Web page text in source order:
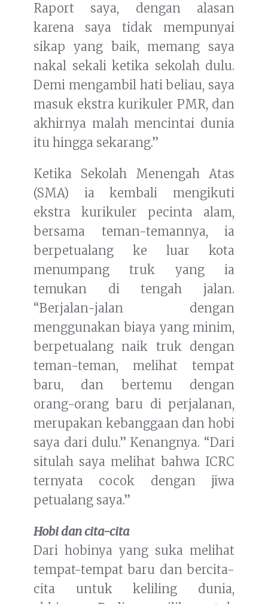
Raport saya, dengan alasan
karena saya tidak mempunyai
sikap yang baik, memang saya
nakal sekali ketika sekolah dulu.
Demi mengambil hati beliau, saya
masuk ekstra kurikuler PMR, dan
akhirnya malah mencintai dunia
itu hingga sekarang.”
Ketika Sekolah Menengah Atas
(SMA) ia kembali mengikuti
ekstra kurikuler pecinta alam,
bersama teman-temannya, ia
berpetualang ke luar kota
menumpang truk yang ia
temukan di tengah jalan.
“Berjalan-jalan dengan
menggunakan biaya yang minim,
berpetualang naik truk dengan
teman-teman, melihat tempat
baru, dan bertemu dengan
orang-orang baru di perjalanan,
merupakan kebanggaan dan hobi
saya dari dulu.” Kenangnya. “Dari
situlah saya melihat bahwa ICRC
ternyata cocok dengan jiwa
petualang saya.”
Hobi dan cita-cita
Dari hobinya yang suka melihat
tempat-tempat baru dan bercita-
cita untuk keliling dunia,